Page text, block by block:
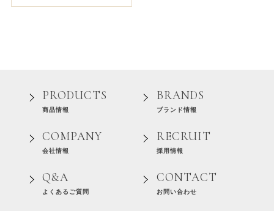
PRODUCTS
商品情報
BRANDS
ブランド情報
COMPANY
会社情報
RECRUIT
採用情報
Q&A
よくあるご質問
CONTACT
お問い合わせ